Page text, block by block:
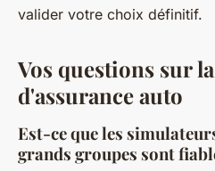
valider votre choix définitif.
Vos questions sur
d'assurance auto
Est-ce que les
grands groupes sont